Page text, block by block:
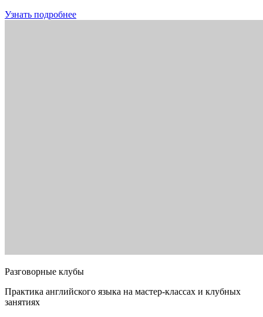
Узнать подробнее
Разговорные клубы
Практика английского языка на мастер-классах и клубных
занятиях